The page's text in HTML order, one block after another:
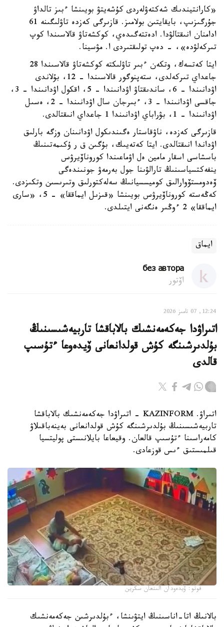
«كارانتيندىك شەكتەۋلەردى كۇشەيتۋ بويىنشا ءبىز تالداۋ
جۇرگىزىپ، بايقايتىن بولامىز. قازىرگى كەزدە تاۋلىگىنە 61
ادامنان انىقتالۋدا. ادەتتەگىدەي، كوكشەتاۋ قالاسىندا كوپ
تىركەلۋدە»، - دەپ تولىقتىردى ا. مۋسينا.
ايتا كەتسەك، وتكەن ءبىر تاۋلىكتە كوكشەتاۋ قالاسىندا 28
جاعداي تىركەلدى، ستەپنوگور قالاسىندا – 12، بۇلاندى
اۋدانىندا – 6، ساندىقتاۋ اۋدانىندا – 5، اقكول اۋدانىندا – 3،
جاقسى اۋدانىندا – 3، ءبىرجان سال اۋدانىندا – 2، ەسىل
اۋدانىندا – 1، بۋراباي اۋدانىندا 1 جاعداي انىقتالدى.
قازىرگى كەزدە، ناۋقاستار ەگىندىكول اۋدانىنان وزگە بارلىق
اۋداندا انىقتالدى. ايتا كەتەيىك، بۇگىن ق ر ۇكىمەتىنىڭ
باسشاسى اسقار مامين ەل اۋماعىندا كوروناۆيرۋس
ينفەكتسياسىنىڭ تارالۋىنا جول بەرمەۋ جونىندەگى
ۆەدومستۆوارالىق كوميسسيانىڭ سەلەكتورلىق وتىرىسىن وتكىزدى.
كەڭەستە كوروناۆيرۋس بويىنشا «قىزىل ايماققا» - 5، «سارى
ايماققا» 2 ءوڭىر ەنگەنى ايتىلدى.
ايماق
без автора
اۆتور
12:24, 07 تامىز 2026
اتىراۋدا جەكەمەنشىك بالاباقشا تاربيەشىسىنىڭ
بۇلدىرشىنگە كۇش قولدانعانى ۆيدەوعا ءتۇسىپ
قالدى
اتىراۋ. KAZINFORM - اتىراۋدا جەكەمەنشىك بالاباقشا
تاربيەشىسىنىڭ بۇلدىرشىنگە كۇش قولدانعانى بەينەباقىلاۋ
كامەراسىنا ءتۇسىپ قالعان. وقيعاعا بايلانىستى پوليتسيا
قىلمىستىق ءىس قوزعادى.
فوتو: ۆيدەودان الىنعان سكرين
بالانىڭ اتا-اناسىنىڭ ايتۋىنشا، ءبۇلدىرشىن جەكەمەنشىك